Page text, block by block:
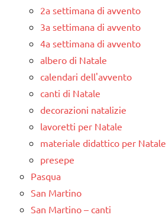
2a settimana di avvento
3a settimana di avvento
4a settimana di avvento
albero di Natale
calendari dell'avvento
canti di Natale
decorazioni natalizie
lavoretti per Natale
materiale didattico per Natale
presepe
Pasqua
San Martino
San Martino – canti